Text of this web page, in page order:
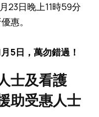
23日晚上11時59分
惠。
5日，萬勿錯過！
士及看護
助受惠人士